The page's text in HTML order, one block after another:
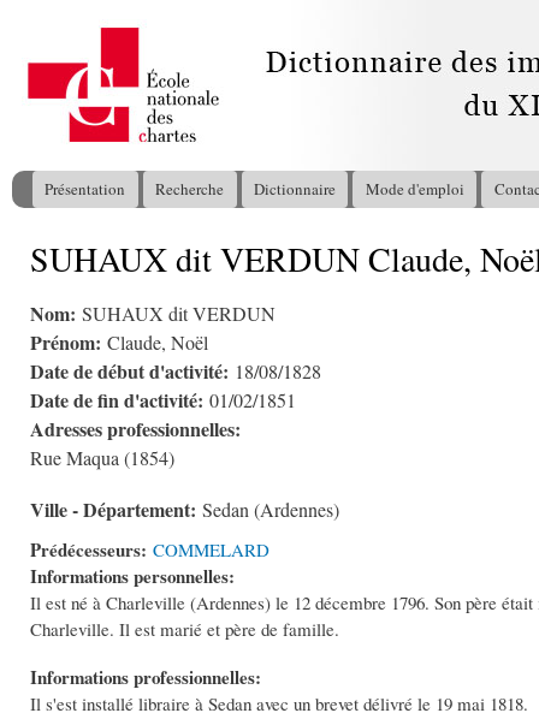
Menu principal
Présentation Recherche Dictionnaire Mode d'emploi
Vous êtes ici
SUHAUX dit VERDUN Claude,
Nom: SUHAUX dit VERDUN
Prénom: Claude, Noël
Date de début d'activité: 18/08/1828
Date de fin d'activité: 01/02/1851
Adresses professionnelles:
Rue Maqua (1854)
Ville - Département: Sedan (Ardennes)
Prédécesseurs: COMMELARD
Informations personnelles:
Il est né à Charleville (Ardennes) le 12 décembre 1796. Son père
Charleville. Il est marié et père de famille.
Informations professionnelles:
Il s'est installé libraire à Sedan avec un brevet délivré le 19 mai